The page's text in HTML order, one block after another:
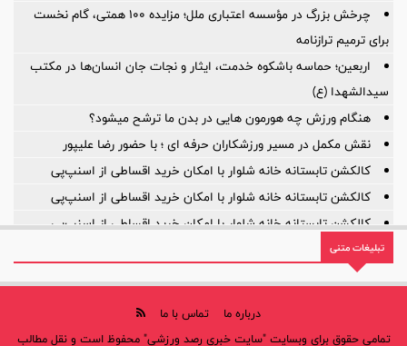
چرخش بزرگ در مؤسسه اعتباری ملل؛ مزایده ۱۰۰ همتی، گام نخست
برای ترمیم ترازنامه
اربعین؛ حماسه باشکوه خدمت، ایثار و نجات جان انسان‌ها در مکتب
سیدالشهدا (ع)
هنگام ورزش چه هورمون هایی در بدن ما ترشح میشود؟
نقش مکمل در مسیر ورزشکاران حرفه ای ؛ با حضور رضا علیپور
کالکشن تابستانه خانه شلوار با امکان خرید اقساطی از اسنپ‌پی
کالکشن تابستانه خانه شلوار با امکان خرید اقساطی از اسنپ‌پی
کالکشن تابستانه خانه شلوار با امکان خرید اقساطی از اسنپ‌پی
روایت یک مأموریت بزرگ؛ ۲۲ سال افتخار، ۲۲ سال توسعه
تبلیغات متنی
درباره ما
تماس با ما
تمامی حقوق برای وبسایت "سایت خبری رصد ورزشی" محفوظ است و نقل مطالب